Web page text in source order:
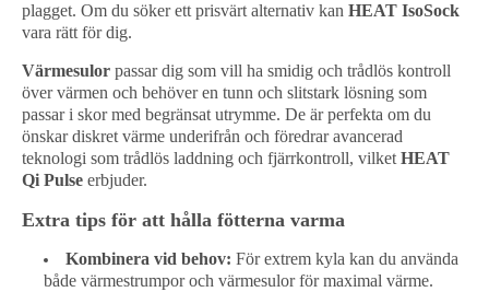
plagget. Om du söker ett prisvärt alternativ kan HEAT IsoSock
vara rätt för dig.
Värmesulor passar dig som vill ha smidig och trådlös kontroll
över värmen och behöver en tunn och slitstark lösning som
passar i skor med begränsat utrymme. De är perfekta om du
önskar diskret värme underifrån och föredrar avancerad
teknologi som trådlös laddning och fjärrkontroll, vilket HEAT
Qi Pulse erbjuder.
Extra tips för att hålla fötterna varma
Kombinera vid behov: För extrem kyla kan du använda
både värmestrumpor och värmesulor för maximal värme.